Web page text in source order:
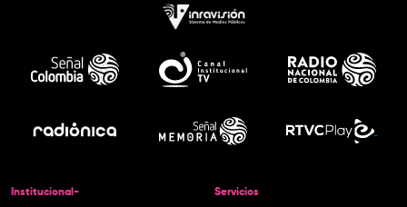
Institucional-
Servicios